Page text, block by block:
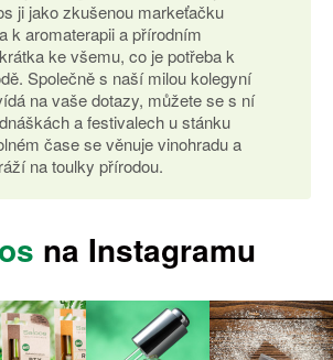
ji jako zkušenou markeťačku
k aromaterapii a přírodním
ke všemu, co je potřeba k
Společně s naší milou kolegyní
na vaše dotazy, můžete se s ní
a festivalech u stánku
čase se věnuje vinohradu a
na toulky přírodou.
na Instagramu